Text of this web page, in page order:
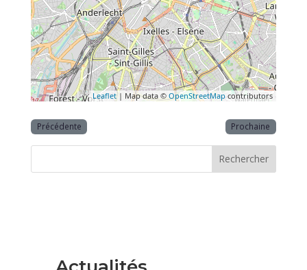
Leaflet| Map data ©OpenStreetMapcontributors
Précédente Prochaine
Rechercher